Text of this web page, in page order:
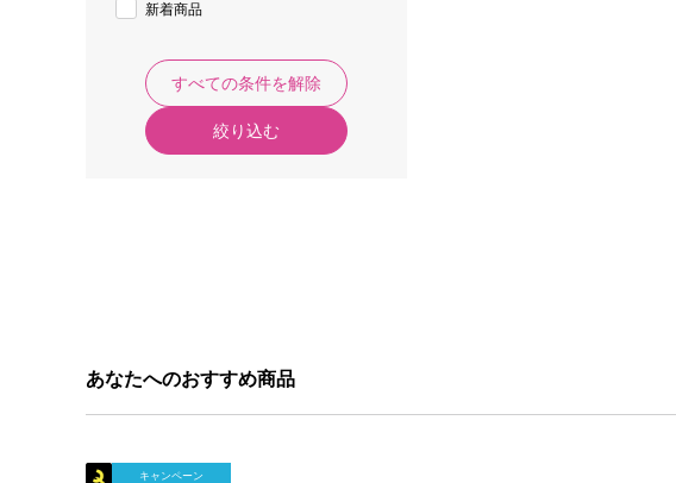
新着商品
すべての条件を解除
絞り込む
あなたへのおすすめ商品
キャンペーン